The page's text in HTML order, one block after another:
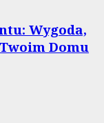
Wygoda,
Domu